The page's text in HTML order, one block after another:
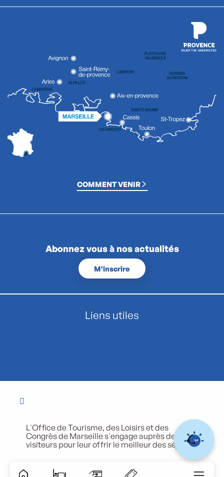
COMMENT VENIR
Abonnez vous à nos actualités
M'inscrire
Liens utiles
L'Office de Tourisme, des Loisirs et des
Congrès de Marseille s'engage auprès de ses
visiteurs pour leur offrir le meilleur des séjours.